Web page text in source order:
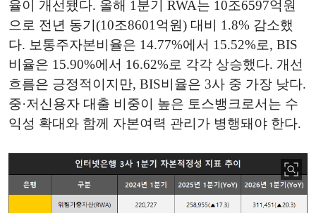
율이 개선됐다. 올해 1분기 RWA는 10조6597억원
으로 전년 동기(10조8601억원) 대비 1.8% 감소했
다. 보통주자본비율은 14.77%에서 15.52%로, BIS
비율은 15.90%에서 16.62%로 각각 상승했다. 개선
흐름은 긍정적이지만, BIS비율은 3사 중 가장 낮다.
중·저신용자 대출 비중이 높은 토스뱅크로서는 수
익성 확대와 함께 자본여력 관리가 병행돼야 한다.